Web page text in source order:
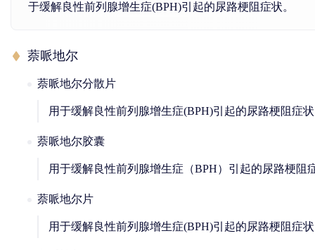
于缓解良性前列腺增生症(BPH)引起的尿路梗阻症状。
萘哌地尔
萘哌地尔分散片
用于缓解良性前列腺增生症(BPH)引起的尿路梗阻症
萘哌地尔胶囊
用于缓解良性前列腺增生症（BPH）引起的尿路梗阻
萘哌地尔片
用于缓解良性前列腺增生症(BPH)引起的尿路梗阻症